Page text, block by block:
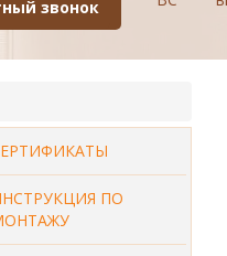
звонок
ПО